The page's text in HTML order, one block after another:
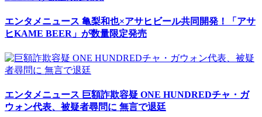
エンタメニュース 亀梨和也×アサヒビール共同開発！「アサ
ヒKAME BEER」が数量限定発売
エンタメニュース 巨額詐欺容疑 ONE HUNDREDチャ・ガ
ウォン代表、被疑者尋問に 無言で退廷